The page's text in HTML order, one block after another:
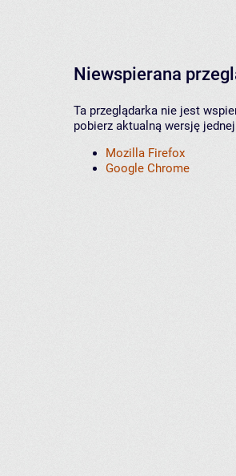
Niewspierana
Ta przeglądarka nie jest
pobierz aktualną wersję
Mozilla Firefox
Google Chrome